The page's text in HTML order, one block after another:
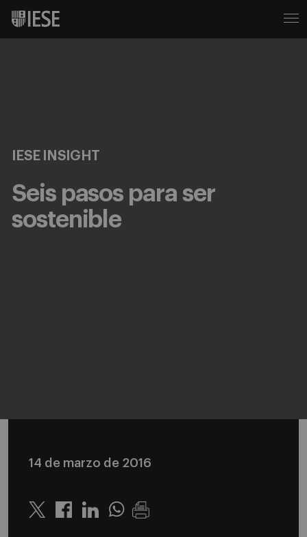
IESE INSIGHT
Seis pasos para ser
sostenible
14 de marzo de 2016
Twitter LinkedinWhatsapp